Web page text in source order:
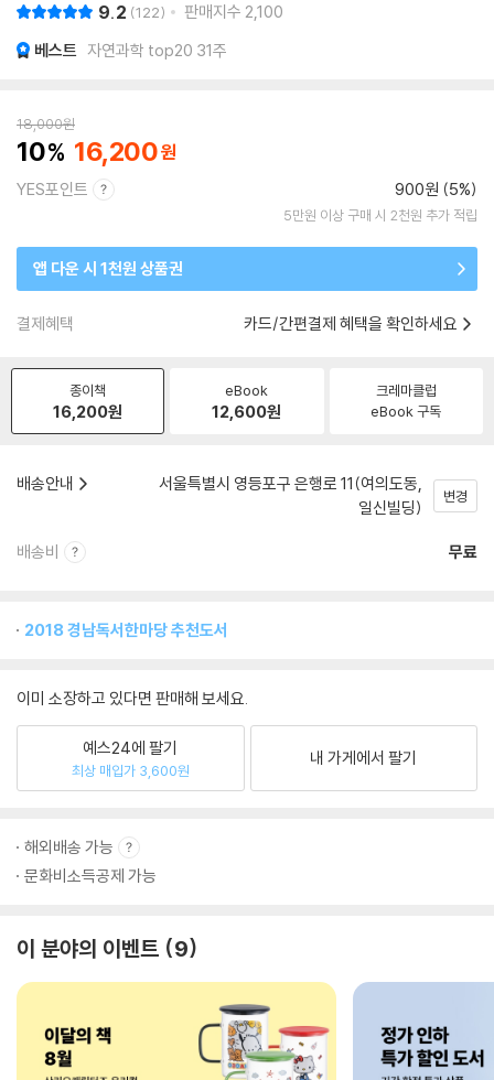
9.2 122 판매지수 2,100
베스트 자연과학 top20 31주
18,000원
10 16,200
YES포인트 900원 (5%)
5만원 이상 구매 시 2천원 추가 적립
앱 다운 시 1천원 상품권
결제혜택 카드/간편결제 혜택을 확인하세요
종이책
16,200원
eBook
12,600원
크레마클럽
eBook 구독
배송안내
서울특별시 영등포구 은행로 11(여의도동,
일신빌딩)
변경
배송비 무료
2018 경남독서한마당 추천도서
이미 소장하고 있다면 판매해 보세요.
예스24에 팔기
최상 매입가 3,600원
내 가게에서 팔기
해외배송 가능
문화비소득공제 가능
이 분야의 이벤트 9